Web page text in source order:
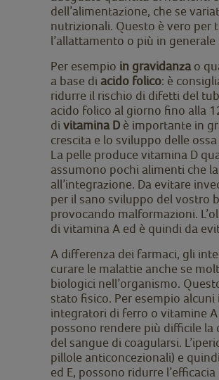
dell’alimentazione, che se
nutrizionali. Questo è vero per
l’allattamento o più in
Per esempio in gravidanza o
a base di acido folico: è
ridurre il rischio di difetti del
acido folico al giorno fino alla
di vitamina D è importante in
crescita e lo sviluppo delle
La pelle produce vitamina D
assumono pochi alimenti che
all’integrazione. Da evitare
per il sano sviluppo del vostro
provocando malformazioni.
di vitamina A ed è quindi da
A differenza dei farmaci, gli
curare le malattie anche se
biologici nell’organismo.
stato fisico. Per esempio
integratori di ferro o vitamine A
possono rendere più difficile la
del sangue di coagularsi.
pillole anticoncezionali) e
ed E, possono ridurre